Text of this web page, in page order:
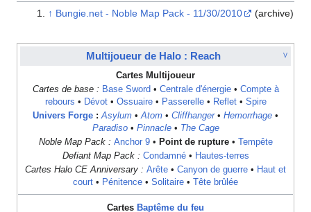
↑ Bungie.net - Noble Map Pack - 11/30/2010 (archive)
V
Multijoueur de Halo : Reach
Cartes Multijoueur
Cartes de base : Base Sword • Centrale d'énergie• Compte à
rebours • Dévot• Ossuaire• Passerelle• Reflet• Spire
Univers Forge : Asylum •Atom • Cliffhanger• Hemorrhage •
Paradiso• Pinnacle• The Cage
Noble Map Pack : Anchor 9• Point de rupture•
Tempête
Defiant Map Pack : Condamné• Hautes-terres
Cartes Halo CE Anniversary : Arête • Canyon de guerre • Haut et
court • Pénitence • Solitaire • Tête brûlée
Cartes Baptême du feu